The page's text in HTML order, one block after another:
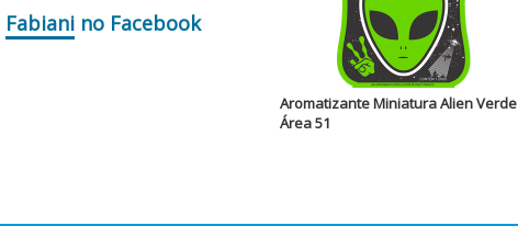
Fabiani no Facebook
Aromatizante Miniatura Alien Verde
Área 51